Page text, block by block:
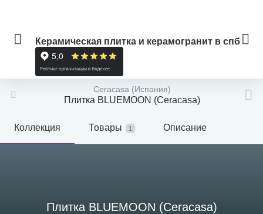
Керамическая плитка и керамогранит в спб
Ceracasa (Испания)
Плитка BLUEMOON (Ceracasa)
Коллекция Товары 1 Описание
Плитка BLUEMOON (Ceracasa)